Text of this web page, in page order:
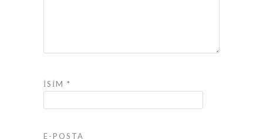
İSIM *
E-POSTA